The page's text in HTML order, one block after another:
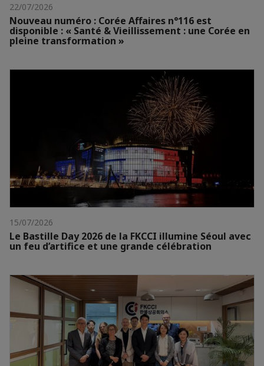
22/07/2026
Nouveau numéro : Corée Affaires n°116 est
disponible : « Santé & Vieillissement : une Corée en
pleine transformation »
15/07/2026
Le Bastille Day 2026 de la FKCCI illumine Séoul avec
un feu d’artifice et une grande célébration